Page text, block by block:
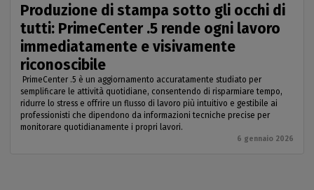
Produzione di stampa sotto gli occhi di
tutti: PrimeCenter .5 rende ogni lavoro
immediatamente e visivamente
riconoscibile
PrimeCenter .5 è un aggiornamento accuratamente studiato per
semplificare le attività quotidiane, consentendo di risparmiare tempo,
ridurre lo stress e offrire un flusso di lavoro più intuitivo e gestibile ai
professionisti che dipendono da informazioni tecniche precise per
monitorare quotidianamente i propri lavori.
6 gennaio 2026